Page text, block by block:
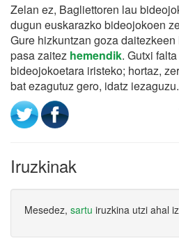
Zelan ez, Bagliettoren lau
dugun euskarazko bideojokoen
Gure hizkuntzan goza
pasa zaitez hemendik. Gutxi
bideojokoetara iristeko; hortaz,
bat ezagutuz gero, idatz iezaguzu.
Iruzkinak
Mesedez, sartu iruzkina utzi ahal